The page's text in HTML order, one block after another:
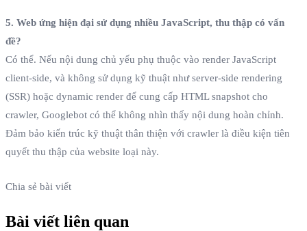
5. Web ứng hiện đại sử dụng nhiều JavaScript, thu thập có vấn
đề?
Có thể. Nếu nội dung chủ yếu phụ thuộc vào render JavaScript
client-side, và không sử dụng kỹ thuật như server-side rendering
(SSR) hoặc dynamic render để cung cấp HTML snapshot cho
crawler, Googlebot có thể không nhìn thấy nội dung hoàn chỉnh.
Đảm bảo kiến trúc kỹ thuật thân thiện với crawler là điều kiện tiên
quyết thu thập của website loại này.
Chia sẻ bài viết
Bài viết liên quan